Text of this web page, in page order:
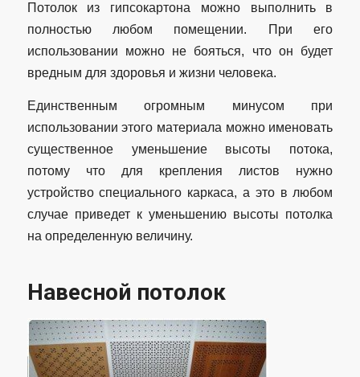
Потолок из гипсокартона можно выполнить в
полностью любом помещении. При его
использовании можно не бояться, что он будет
вредным для здоровья и жизни человека.
Единственным огромным минусом при
использовании этого материала можно именовать
существенное уменьшение высоты потока,
потому что для крепления листов нужно
устройство специального каркаса, а это в любом
случае приведет к уменьшению высоты потолка
на определенную величину.
Навесной потолок